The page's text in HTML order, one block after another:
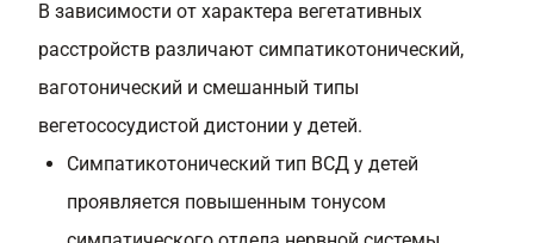
В зависимости от характера вегетативных
расстройств различают симпатикотонический,
ваготонический и смешанный типы
вегетососудистой дистонии у детей.
Симпатикотонический тип ВСД у детей
проявляется повышенным тонусом